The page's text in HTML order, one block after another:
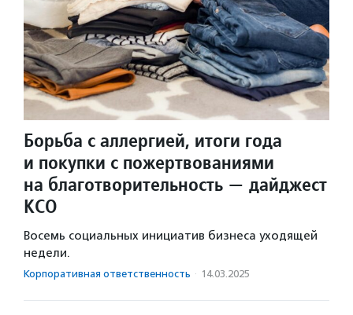
Борьба с аллергией, итоги года
и покупки с пожертвованиями
на благотворительность — дайджест
КСО
Восемь социальных инициатив бизнеса уходящей
недели.
Корпоративная ответственность · 14.03.2025